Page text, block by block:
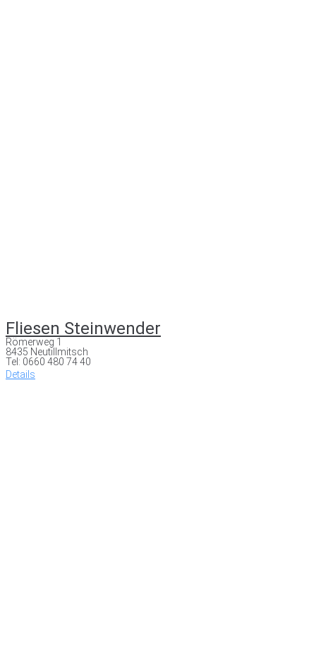
Fliesen Steinwender
Römerweg 1
8435 Neutillmitsch
Tel: 0660 480 74 40
Details